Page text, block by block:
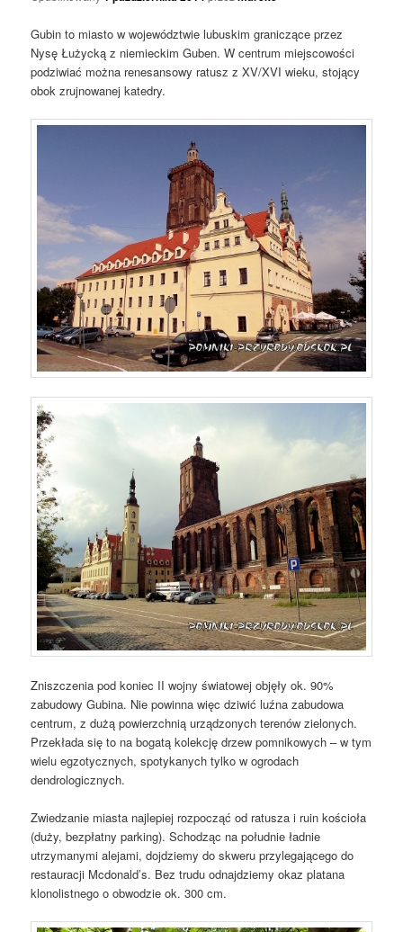
Gubin to miasto w województwie lubuskim graniczące przez
Nysę Łużycką z niemieckim Guben. W centrum miejscowości
podziwiać można renesansowy ratusz z XV/XVI wieku, stojący
obok zrujnowanej katedry.
Zniszczenia pod koniec II wojny światowej objęły ok. 90%
zabudowy Gubina. Nie powinna więc dziwić luźna zabudowa
centrum, z dużą powierzchnią urządzonych terenów zielonych.
Przekłada się to na bogatą kolekcję drzew pomnikowych – w tym
wielu egzotycznych, spotykanych tylko w ogrodach
dendrologicznych.
Zwiedzanie miasta najlepiej rozpocząć od ratusza i ruin kościoła
(duży, bezpłatny parking). Schodząc na południe ładnie
utrzymanymi alejami, dojdziemy do skweru przylegającego do
restauracji Mcdonald’s. Bez trudu odnajdziemy okaz platana
klonolistnego o obwodzie ok. 300 cm.